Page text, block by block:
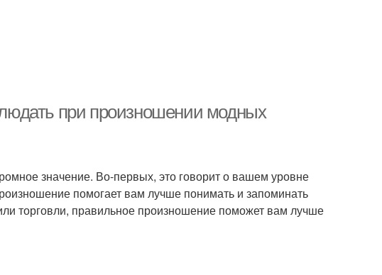
при произношении модных
значение. Во-первых, это говорит о вашем уровне
помогает вам лучше понимать и запоминать
торговли, правильное произношение поможет вам лучше